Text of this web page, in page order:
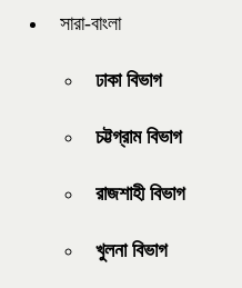
সারা-বাংলা
ঢাকা বিভাগ
চট্টগ্রাম বিভাগ
রাজশাহী বিভাগ
খুলনা বিভাগ